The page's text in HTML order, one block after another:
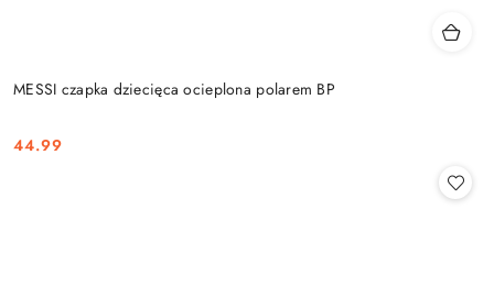
MESSI czapka dziecięca ocieplona polarem BP
Cena:
44.99